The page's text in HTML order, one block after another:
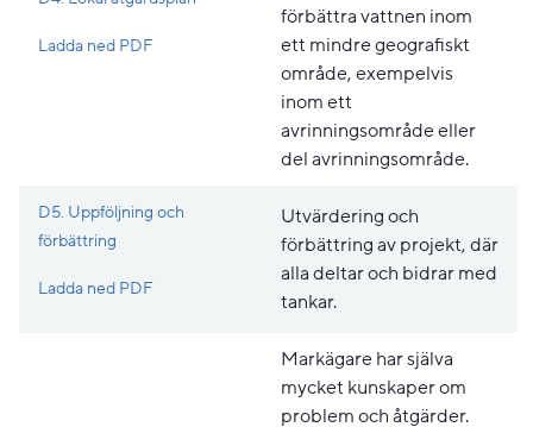
Ladda ned PDFPdf, 167.2 kB, öppnas i nytt fönster.
förbättra vattnen inom
ett mindre geografiskt
område, exempelvis
inom ett
avrinningsområde eller
del avrinningsområde.
D5. Uppföljning och
förbättring
Ladda ned PDFPdf, 223.2 kB, öppnas i nytt fönster.
Utvärdering och
förbättring av projekt, där
alla deltar och bidrar med
tankar.
Markägare har själva
mycket kunskaper om
problem och åtgärder.